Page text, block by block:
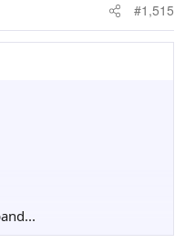
#1,515